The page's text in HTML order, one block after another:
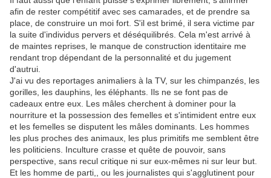
afin de rester compétitif avec ses camarades, et de prendre sa
place, de construire un moi fort. S'il est brimé, il sera victime par
la suite d'individus pervers et déséquilibrés. Cela m'est arrivé à
de maintes reprises, le manque de construction identitaire me
rendant trop dépendant de la personnalité et du jugement
d'autrui.
J'ai vu des reportages animaliers à la TV, sur les chimpanzés, les
gorilles, les dauphins, les éléphants. Ils ne se font pas de
cadeaux entre eux. Les mâles cherchent à dominer pour la
nourriture et la possession des femelles et s'intimident entre eux
et les femelles se disputent les mâles dominants. Les hommes
les plus proches des animaux, les plus primitifs me semblent être
les politiciens. Inculture crasse et quête de pouvoir, sans
perspective, sans recul critique ni sur eux-mêmes ni sur leur but.
Et les homme de parti,, ou les journalistes qui s'agglutinent pour